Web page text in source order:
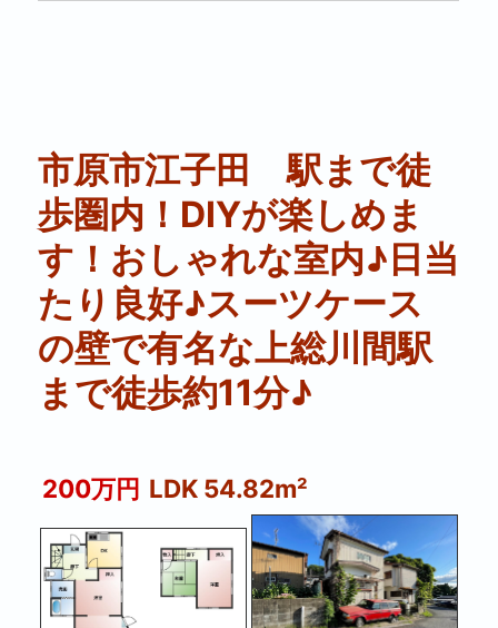
市原市江子田 駅まで徒
歩圏内！DIYが楽しめま
す！おしゃれな室内♪日当
たり良好♪スーツケース
の壁で有名な上総川間駅
まで徒歩約11分♪
200万円 LDK 54.82m²